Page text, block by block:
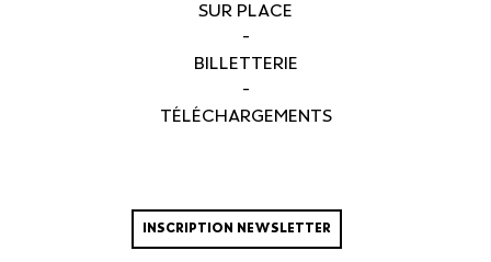
SUR PLACE
-
BILLETTERIE
-
TÉLÉCHARGEMENTS
INSCRIPTION NEWSLETTER